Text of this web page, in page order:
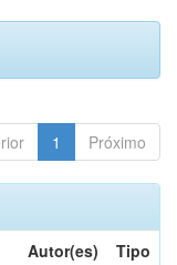
1 Próximo
Autor(es) Tipo